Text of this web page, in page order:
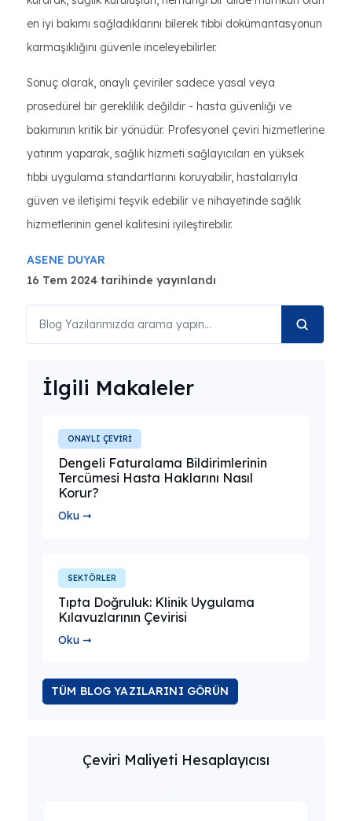
en iyi bakımı sağladıklarını bilerek tıbbi dokümantasyonun
karmaşıklığını güvenle inceleyebilirler.
Sonuç olarak, onaylı çeviriler sadece yasal veya
prosedürel bir gereklilik değildir - hasta güvenliği ve
bakımının kritik bir yönüdür. Profesyonel çeviri hizmetlerine
yatırım yaparak, sağlık hizmeti sağlayıcıları en yüksek
tıbbi uygulama standartlarını koruyabilir, hastalarıyla
güven ve iletişimi teşvik edebilir ve nihayetinde sağlık
hizmetlerinin genel kalitesini iyileştirebilir.
ASENE DUYAR
16 Tem 2024 tarihinde yayınlandı
İlgili Makaleler
ONAYLI ÇEVİRİ
Dengeli Faturalama Bildirimlerinin
Tercümesi Hasta Haklarını Nasıl
Korur?
Oku ➞
SEKTÖRLER
Tıpta Doğruluk: Klinik Uygulama
Kılavuzlarının Çevirisi
Oku ➞
TÜM BLOG YAZILARINI GÖRÜN
Çeviri Maliyeti Hesaplayıcısı